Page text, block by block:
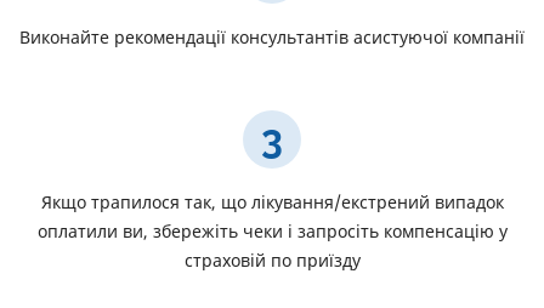
Виконайте рекомендації консультантів асистуючої компанії
3
Якщо трапилося так, що лікування/екстрений випадок
оплатили ви, збережіть чеки і запросіть компенсацію у
страховій по приїзду